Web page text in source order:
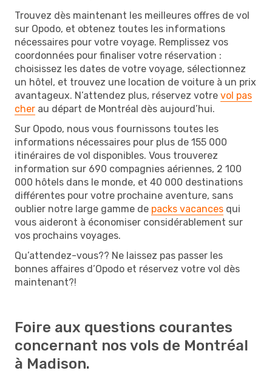
Trouvez dès maintenant les meilleures offres de vol
sur Opodo, et obtenez toutes les informations
nécessaires pour votre voyage. Remplissez vos
coordonnées pour finaliser votre réservation :
choisissez les dates de votre voyage, sélectionnez
un hôtel, et trouvez une location de voiture à un prix
avantageux. N’attendez plus, réservez votre vol pas
cher au départ de Montréal dès aujourd’hui.
Sur Opodo, nous vous fournissons toutes les
informations nécessaires pour plus de 155 000
itinéraires de vol disponibles. Vous trouverez
information sur 690 compagnies aériennes, 2 100
000 hôtels dans le monde, et 40 000 destinations
différentes pour votre prochaine aventure, sans
oublier notre large gamme de packs vacances qui
vous aideront à économiser considérablement sur
vos prochains voyages.
Qu’attendez-vous?? Ne laissez pas passer les
bonnes affaires d’Opodo et réservez votre vol dès
maintenant?!
Foire aux questions courantes
concernant nos vols de Montréal
à Madison.